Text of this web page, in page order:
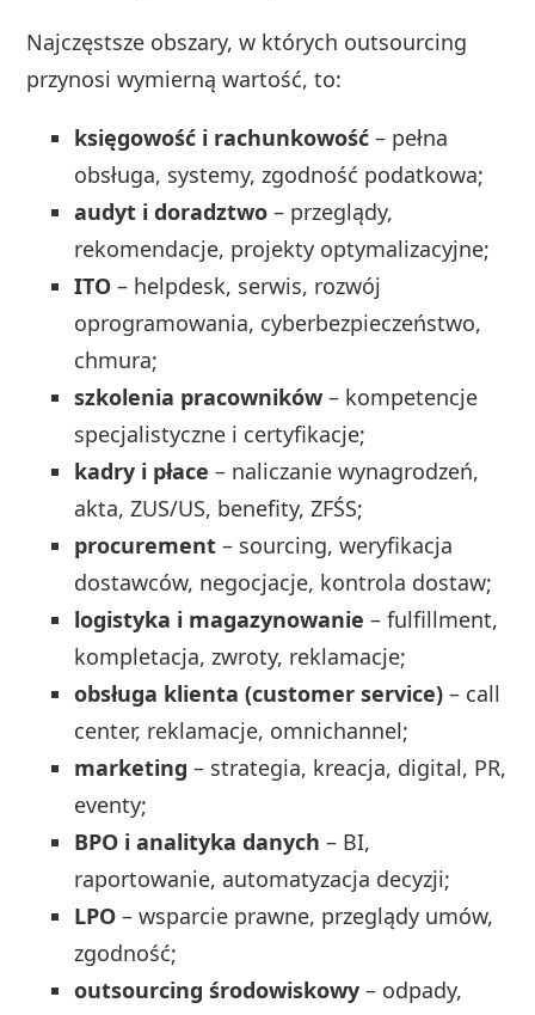
Najczęstsze obszary, w których outsourcing
przynosi wymierną wartość, to:
księgowość i rachunkowość – pełna
obsługa, systemy, zgodność podatkowa;
audyt i doradztwo – przeglądy,
rekomendacje, projekty optymalizacyjne;
ITO – helpdesk, serwis, rozwój
oprogramowania, cyberbezpieczeństwo,
chmura;
szkolenia pracowników – kompetencje
specjalistyczne i certyfikacje;
kadry i płace – naliczanie wynagrodzeń,
akta, ZUS/US, benefity, ZFŚS;
procurement – sourcing, weryfikacja
dostawców, negocjacje, kontrola dostaw;
logistyka i magazynowanie – fulfillment,
kompletacja, zwroty, reklamacje;
obsługa klienta (customer service) – call
center, reklamacje, omnichannel;
marketing – strategia, kreacja, digital, PR,
eventy;
BPO i analityka danych – BI,
raportowanie, automatyzacja decyzji;
LPO – wsparcie prawne, przeglądy umów,
zgodność;
outsourcing środowiskowy – odpady,